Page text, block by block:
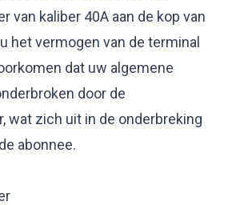
van kaliber 40A aan de kop van
het vermogen van de terminal
dat uw algemene
door de
wat zich uit in de onderbreking
abonnee.